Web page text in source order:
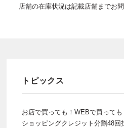
店舗の在庫状況は記載店舗までお問
トピックス
お店で買っても！WEBで買って
ショッピングクレジット分割48回